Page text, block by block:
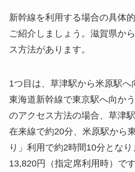
新幹線を利用する場合の具体
ご紹介しましょう。滋賀県か
ス方法があります。
1つ目は、草津駅から米原駅へ
東海道新幹線で東京駅へ向か
のアクセス方法の場合、草津
在来線で約20分、米原駅から
り」利用で約2時間10分とな
13,820円（指定席利用時）で